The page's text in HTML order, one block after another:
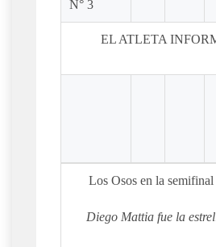
N° 3
EL ATLETA
Los Osos en la
Diego Mattia fue la